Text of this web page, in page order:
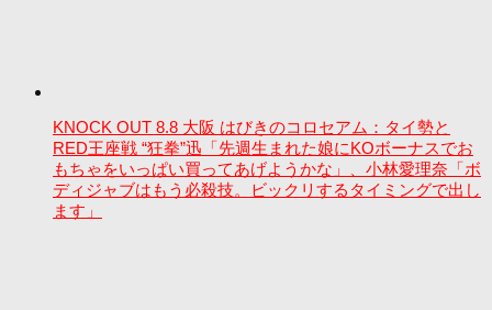
KNOCK OUT 8.8 大阪 はびきのコロセアム：タイ勢と
RED王座戦 “狂拳”迅「先週生まれた娘にKOボーナスでお
もちゃをいっぱい買ってあげようかな」、小林愛理奈「ボ
ディジャブはもう必殺技。ビックリするタイミングで出し
ます」